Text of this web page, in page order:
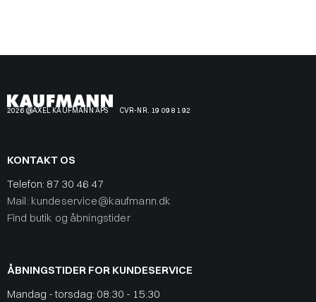
2026 @AXEL KAUFMANN APS CVR-NR. 19 09 81 92
KONTAKT OS
Telefon: 87 30 46 47
Mail: kundeservice@kaufmann.dk
Find butik og åbningstider
ÅBNINGSTIDER FOR KUNDESERVICE
Mandag - torsdag: 08:30 - 15:30